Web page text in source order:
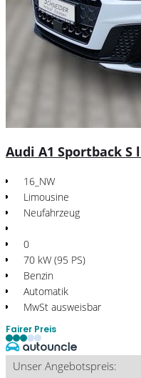
Audi A1 Sportback S
16_NW
Limousine
Neufahrzeug
0
70 kW (95 PS)
Benzin
Automatik
MwSt ausweisbar
Fairer Preis
Unser Angebotspreis: